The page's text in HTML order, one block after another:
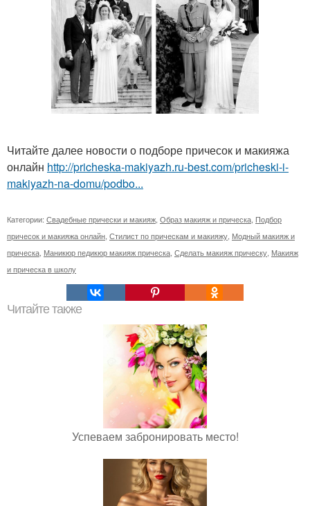
Читайте далее новости о подборе причесок и макияжа
онлайн http://pricheska-makiyazh.ru-best.com/pricheski-i-
makiyazh-na-domu/podbo...
Категории: Свадебные прически и макияж Образ макияж и прическа Подбор
причесок и макияжа онлайн Стилист по прическам и макияжу Модный макияж и
прическа Маникюр педикюр макияж прическа Сделать макияж прическу Макияж
и прическа в школу
Читайте также
Успеваем забронировать место!